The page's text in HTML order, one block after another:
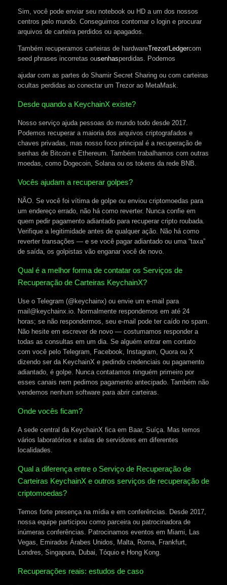
Sim, você pode enviar seu notebook ou HD a um dos nossos
centros pelo mundo. Conseguimos contornar o login e procurar
arquivos de carteira perdidos ou apagados.
Também recuperamos carteiras de hardwareTrezor/Ledgercom
seed phrases incorretas ousenhasperdidas. Podemos
ajudar com as partes do Shamir Secret Sharing ou com carteiras
ocultas perdidas ao conectar um Trezor ao MetaMask.
Desde quando a KeychainX existe?
Nosso serviço ajuda pessoas do mundo todo desde 2017.
Podemos recuperar a maioria dos arquivos criptografados e
chaves privadas, mas nosso foco principal é a recuperação de
senhas de Bitcoin e Ethereum. Também trabalhamos com outras
moedas, como Dogecoin, Solana ou os tokens da rede BNB.
Vocês ajudam a recuperar golpes?
NÃO. Se você foi vítima de golpe ou enviou criptomoedas para
um endereço errado, não há como reverter. Nunca confie em
quem pedir pagamento adiantado para recuperar cripto roubada.
Verifique a legitimidade antes de qualquer ação. Não há como
reverter transações — e se você pagar adiantado ou uma “taxa”
de saída, os golpistas vão enganar você de novo.
Qual é a melhor forma de contatar os Serviços de
Recuperação de Carteiras KeychainX?
Use o Telegram (@keychainx) ou envie um e-mail para
mail@keychainx.io. Normalmente respondemos em até 24
horas; se não respondermos, seu e-mail pode ter caído no spam.
Não hesite em escrever de novo — costumamos responder a
todas as consultas em um dia. Se alguém entrar em contato
com você pelo Telegram, Facebook, Instagram, Quora ou X
dizendo ser da KeychainX e pedindo credenciais ou pagamento
adiantado, é golpe. Nunca contatamos ninguém primeiro por
esses canais nem pedimos pagamento antecipado. Também não
vendemos nenhum software para abrir carteiras.
Onde vocês ficam?
A sede central da KeychainX fica em Baar, Suíça. Mas temos
vários laboratórios e salas de servidores em diferentes
localidades.
Qual a diferença entre o Serviço de Recuperação de
Carteiras KeychainX e outros serviços de recuperação de
criptomoedas?
Temos forte presença na mídia e em conferências. Desde 2017,
nossa equipe participou como parceira ou patrocinadora de
inúmeras conferências. Patrocinamos eventos em Miami, Las
Vegas, Emirados Árabes Unidos, Malta, Roma, Frankfurt,
Londres, Singapura, Dubai, Tóquio e Hong Kong.
Recuperações reais: estudos de caso